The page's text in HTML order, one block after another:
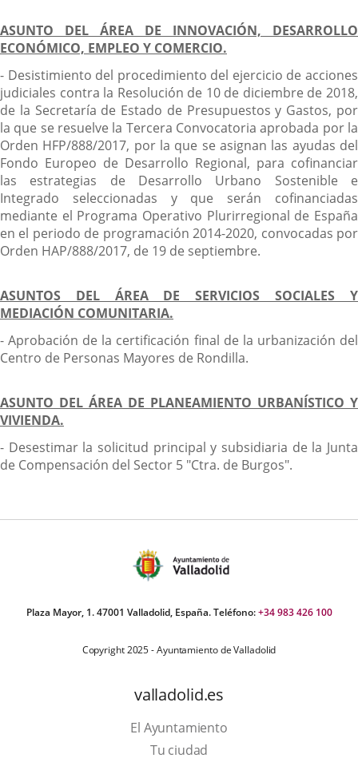
ASUNTO DEL ÁREA DE INNOVACIÓN, DESARROLLO
ECONÓMICO, EMPLEO Y COMERCIO.
- Desistimiento del procedimiento del ejercicio de acciones
judiciales contra la Resolución de 10 de diciembre de 2018,
de la Secretaría de Estado de Presupuestos y Gastos, por
la que se resuelve la Tercera Convocatoria aprobada por la
Orden HFP/888/2017, por la que se asignan las ayudas del
Fondo Europeo de Desarrollo Regional, para cofinanciar
las estrategias de Desarrollo Urbano Sostenible e
Integrado seleccionadas y que serán cofinanciadas
mediante el Programa Operativo Plurirregional de España
en el periodo de programación 2014-2020, convocadas por
Orden HAP/888/2017, de 19 de septiembre.
ASUNTOS DEL ÁREA DE SERVICIOS SOCIALES Y
MEDIACIÓN COMUNITARIA.
- Aprobación de la certificación final de la urbanización del
Centro de Personas Mayores de Rondilla.
ASUNTO DEL ÁREA DE PLANEAMIENTO URBANÍSTICO Y
VIVIENDA.
- Desestimar la solicitud principal y subsidiaria de la Junta
de Compensación del Sector 5 "Ctra. de Burgos".
Plaza Mayor, 1. 47001 Valladolid, España. Teléfono:+34 983 426 100
Copyright 2025 - Ayuntamiento de Valladolid
valladolid.es
El Ayuntamiento
Tu ciudad